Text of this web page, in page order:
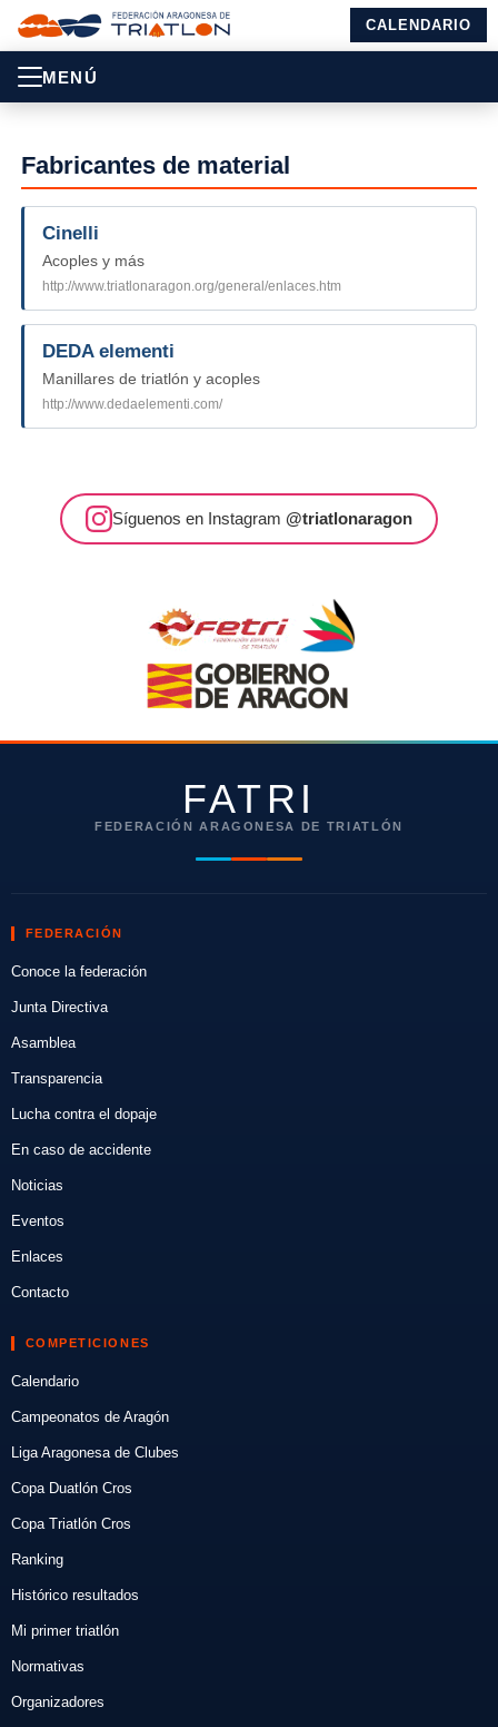
CALENDARIO
MENÚ
Fabricantes de material
Cinelli
Acoples y más
http://www.triatlonaragon.org/general/enlaces.htm
DEDA elementi
Manillares de triatlón y acoples
http://www.dedaelementi.com/
Síguenos en Instagram @triatlonaragon
FATRI
FEDERACIÓN ARAGONESA DE TRIATLÓN
FEDERACIÓN
Conoce la federación
Junta Directiva
Asamblea
Transparencia
Lucha contra el dopaje
En caso de accidente
Noticias
Eventos
Enlaces
Contacto
COMPETICIONES
Calendario
Campeonatos de Aragón
Liga Aragonesa de Clubes
Copa Duatlón Cros
Copa Triatlón Cros
Ranking
Histórico resultados
Mi primer triatlón
Normativas
Organizadores